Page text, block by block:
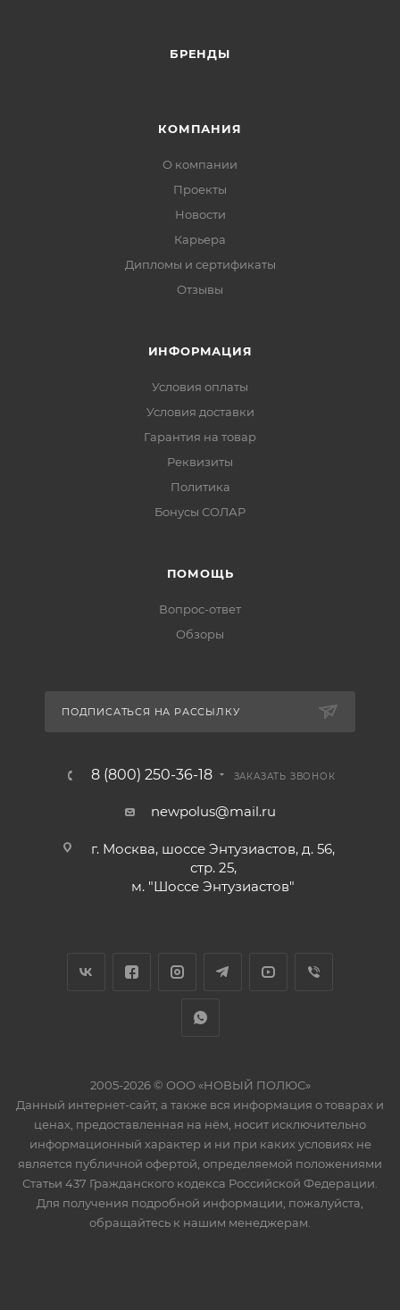
БРЕНДЫ
КОМПАНИЯ
О компании
Проекты
Новости
Карьера
Дипломы и сертификаты
Отзывы
ИНФОРМАЦИЯ
Условия оплаты
Условия доставки
Гарантия на товар
Реквизиты
Политика
Бонусы СОЛАР
ПОМОЩЬ
Вопрос-ответ
Обзоры
ПОДПИСАТЬСЯ НА РАССЫЛКУ
8 (800) 250-36-18 ЗАКАЗАТЬ ЗВОНОК
newpolus@mail.ru
г. Москва, шоссе Энтузиастов, д. 56,
стр. 25,
м. "Шоссе Энтузиастов"
2005-2026 © ООО «НОВЫЙ ПОЛЮС»
Данный интернет-сайт, а также вся информация о товарах и
ценах, предоставленная на нём, носит исключительно
информационный характер и ни при каких условиях не
является публичной офертой, определяемой положениями
Статьи 437 Гражданского кодекса Российской Федерации.
Для получения подробной информации, пожалуйста,
обращайтесь к нашим менеджерам.